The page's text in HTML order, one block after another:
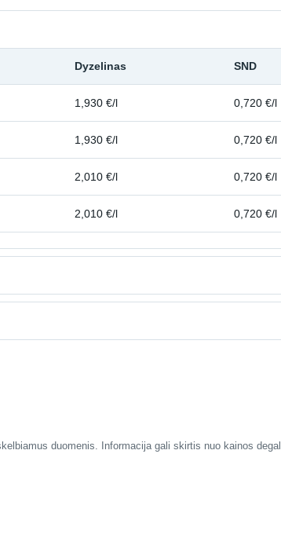
Dyzelinas SND
1,930 €/l 0,720 €/l
1,930 €/l 0,720 €/l
2,010 €/l 0,720 €/l
2,010 €/l 0,720 €/l
duomenis. Informacija gali skirtis nuo kainos